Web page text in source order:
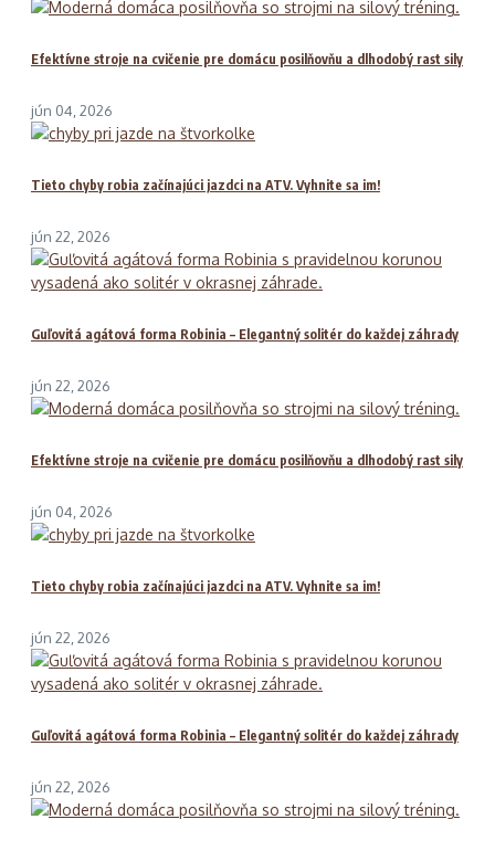
Efektívne stroje na cvičenie pre domácu posilňovňu a dlhodobý rast sily
jún 04, 2026
Tieto chyby robia začínajúci jazdci na ATV. Vyhnite sa im!
jún 22, 2026
Guľovitá agátová forma Robinia – Elegantný solitér do každej záhrady
jún 22, 2026
Efektívne stroje na cvičenie pre domácu posilňovňu a dlhodobý rast sily
jún 04, 2026
Tieto chyby robia začínajúci jazdci na ATV. Vyhnite sa im!
jún 22, 2026
Guľovitá agátová forma Robinia – Elegantný solitér do každej záhrady
jún 22, 2026